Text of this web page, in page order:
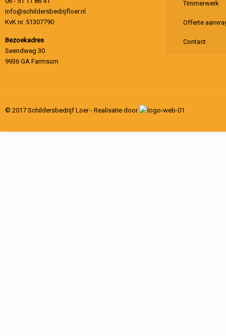
info@schildersbedrijfloer.nl
KvK nr. 51307790
Bezoekadres
Seendweg 30
9936 GA Farmsum
Timmerwerk
Offerte
Contact
© 2017 Schildersbedrijf Loer - Realisatie door